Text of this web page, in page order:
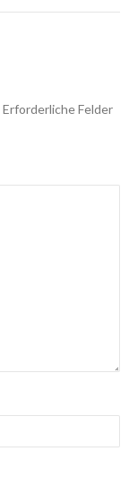
Erforderliche Felder